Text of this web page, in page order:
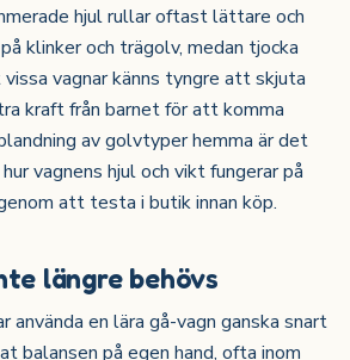
hjul rullar oftast lättare och
klinker och trägolv, medan tjocka
vagnar känns tyngre att skjuta
kraft från barnet för att komma
av golvtyper hemma är det
vagnens hjul och vikt fungerar på
att testa i butik innan köp.
längre behövs
använda en lära gå-vagn ganska snart
balansen på egen hand, ofta inom